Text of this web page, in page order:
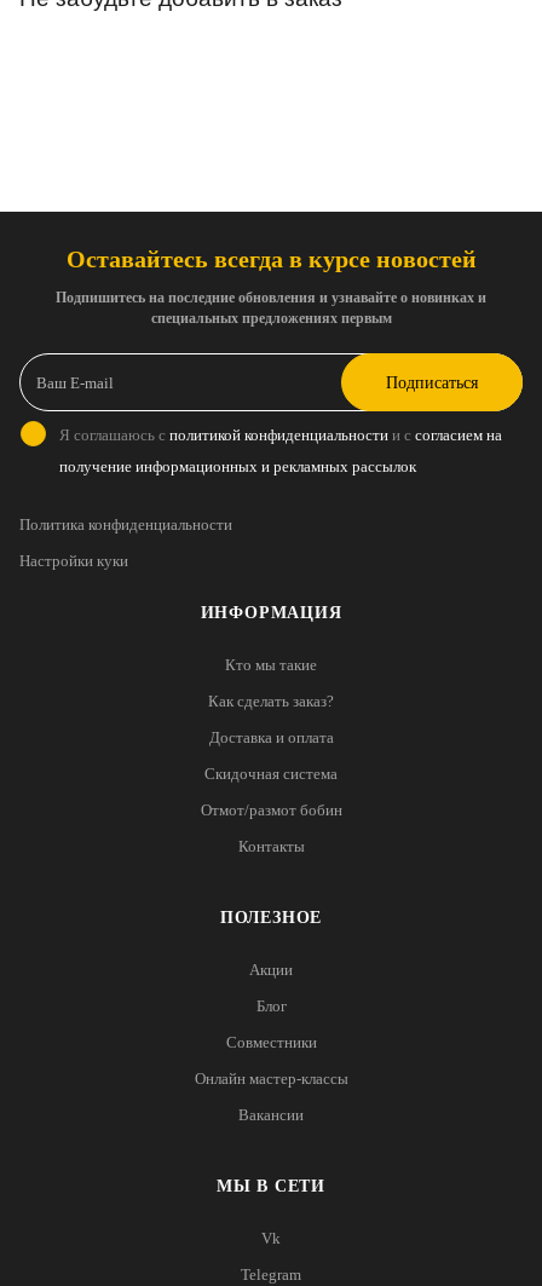
ИНФОРМАЦИЯ
Кто мы такие
Как сделать заказ?
Доставка и оплата
Скидочная система
Отмот/размот бобин
Контакты
ПОЛЕЗНОЕ
Акции
Блог
Совместники
Онлайн мастер-классы
Вакансии
МЫ В СЕТИ
Vk
Telegram
Оставайтесь всегда в курсе новостей
Подпишитесь на последние обновления и узнавайте о новинках и
специальных предложениях первым
Подписаться
Я соглашаюсь с политикой конфиденциальности и с согласием на
получение информационных и рекламных рассылок
Политика конфиденциальности
Настройки куки